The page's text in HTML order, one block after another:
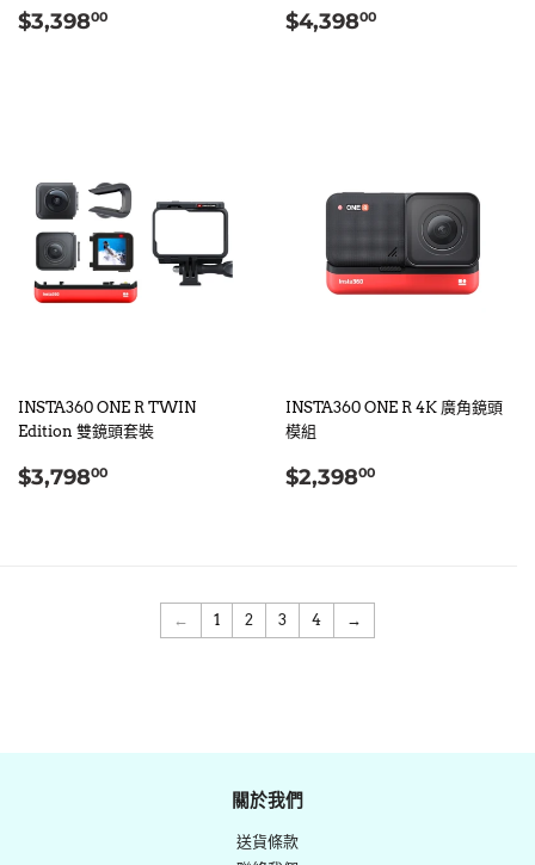
定
$3,39800 定
$4,39800
INSTA360 ONE R TWIN
Edition 雙鏡頭套裝
定
$3,79800
INSTA360 ONE R 4K 廣角鏡頭
模組
定
$2,39800
← 1 2 3 4 →
關於我們
送貨條款